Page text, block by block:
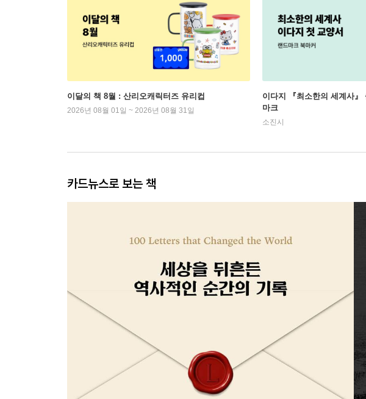
이달의 책 8월 : 산리오캐릭터즈 유리컵
2026년 08월 01일 ~ 2026년 08월 31일
이다지 『최소한의 세계사
마크
소진시
카드뉴스로 보는 책